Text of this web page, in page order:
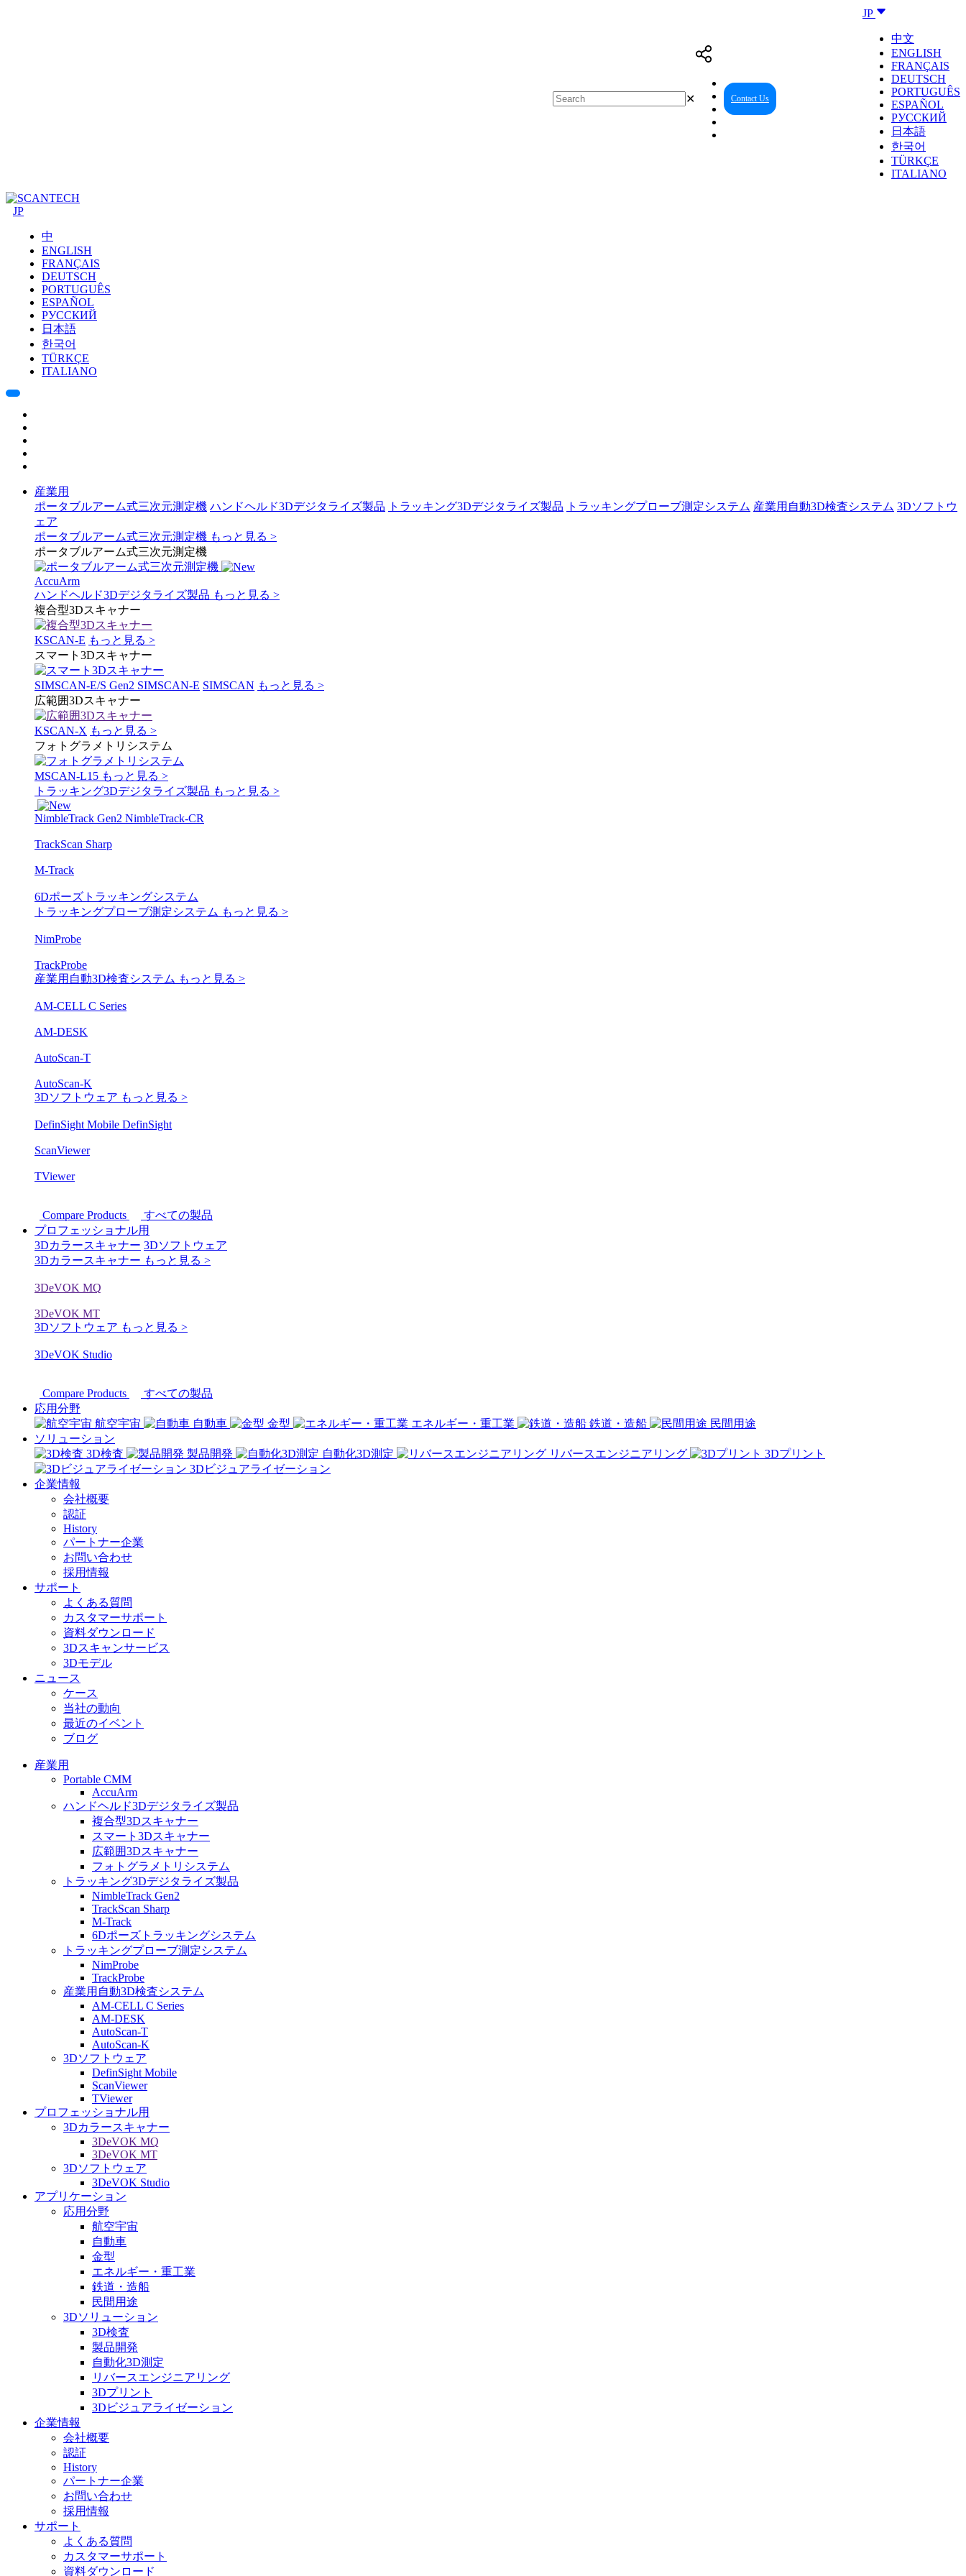
JP
中文
ENGLISH
FRANÇAIS
DEUTSCH
PORTUGUÊS
ESPAÑOL
РУССКИЙ
日本語
한국어
TÜRKÇE
ITALIANO
Contact Us
✕
JP
中
ENGLISH
FRANÇAIS
DEUTSCH
PORTUGUÊS
ESPAÑOL
РУССКИЙ
日本語
한국어
TÜRKÇE
ITALIANO
産業用
ポータブルアーム式三次元測定機 ハンドヘルド3Dデジタライズ製品 トラッキング3Dデジタライズ製品 トラッキングプローブ測定システム 産業用自動3D検査システム 3Dソフトウ
ェア
ポータブルアーム式三次元測定機 もっと見る >
ポータブルアーム式三次元測定機
AccuArm
ハンドヘルド3Dデジタライズ製品 もっと見る >
複合型3Dスキャナー
KSCAN-E もっと見る >
スマート3Dスキャナー
SIMSCAN-E/S Gen2 SIMSCAN-E SIMSCAN もっと見る >
広範囲3Dスキャナー
KSCAN-X もっと見る >
フォトグラメトリシステム
MSCAN-L15 もっと見る >
トラッキング3Dデジタライズ製品 もっと見る >
NimbleTrack Gen2 NimbleTrack-CR
TrackScan Sharp
M-Track
6Dポーズトラッキングシステム
トラッキングプローブ測定システム もっと見る >
NimProbe
TrackProbe
産業用自動3D検査システム もっと見る >
AM-CELL C Series
AM-DESK
AutoScan-T
AutoScan-K
3Dソフトウェア もっと見る >
DefinSight Mobile DefinSight
ScanViewer
TViewer
Compare Products
すべての製品
プロフェッショナル用
3Dカラースキャナー 3Dソフトウェア
3Dカラースキャナー もっと見る >
3DeVOK MQ
3DeVOK MT
3Dソフトウェア もっと見る >
3DeVOK Studio
Compare Products
すべての製品
応用分野
航空宇宙
自動車 金型 エネルギー・重工業 鉄道・造船
民間用途
ソリューション
3D検査
製品開発 自動化3D測定 リバースエンジニアリング
3Dプリント
3Dビジュアライゼーション
企業情報
会社概要
認証
History
パートナー企業
お問い合わせ
採用情報
サポート
よくある質問
カスタマーサポート
資料ダウンロード
3Dスキャンサービス
3Dモデル
ニュース
ケース
当社の動向
最近のイベント
ブログ
産業用
Portable CMM
AccuArm
ハンドヘルド3Dデジタライズ製品
複合型3Dスキャナー
スマート3Dスキャナー
広範囲3Dスキャナー
フォトグラメトリシステム
トラッキング3Dデジタライズ製品
NimbleTrack Gen2
TrackScan Sharp
M-Track
6Dポーズトラッキングシステム
トラッキングプローブ測定システム
NimProbe
TrackProbe
産業用自動3D検査システム
AM-CELL C Series
AM-DESK
AutoScan-T
AutoScan-K
3Dソフトウェア
DefinSight Mobile
ScanViewer
TViewer
プロフェッショナル用
3Dカラースキャナー
3DeVOK MQ
3DeVOK MT
3Dソフトウェア
3DeVOK Studio
アプリケーション
応用分野
航空宇宙
自動車
金型
エネルギー・重工業
鉄道・造船
民間用途
3Dソリューション
3D検査
製品開発
自動化3D測定
リバースエンジニアリング
3Dプリント
3Dビジュアライゼーション
企業情報
会社概要
認証
History
パートナー企業
お問い合わせ
採用情報
サポート
よくある質問
カスタマーサポート
資料ダウンロード